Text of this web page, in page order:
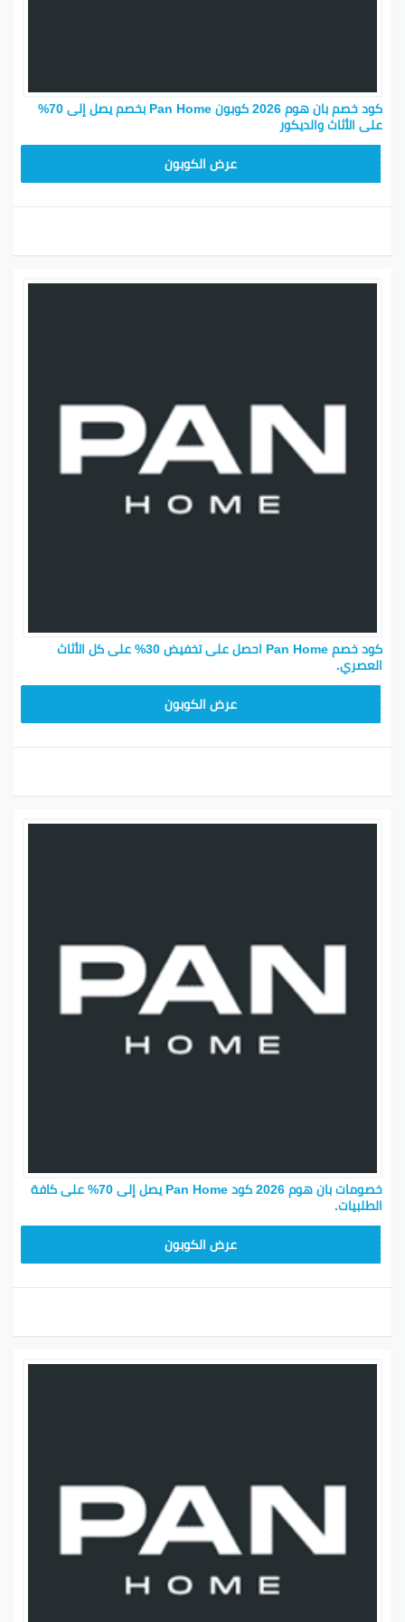
كود خصم بان هوم 2026 كوبون Pan Home بخصم يصل إلى 70%
على الأثاث والديكور
عرض الكوبون
كود خصم Pan Home احصل على تخفيض 30% على كل الأثاث
العصري.
عرض الكوبون
خصومات بان هوم 2026 كود Pan Home يصل إلى 70% على كافة
الطلبيات.
عرض الكوبون